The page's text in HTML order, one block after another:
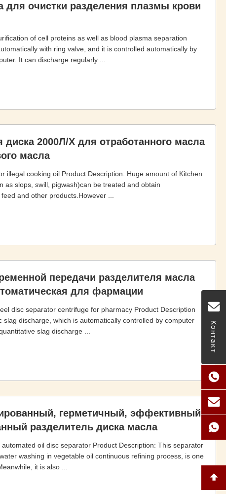
Контакт
для очистки разделения плазмы крови
of cell proteins as well as blood plasma separation
with ring valve, and it is controlled automatically by
It can discharge regularly ...
диска 2000Л/Х для отработанного масла
масла
illegal cooking oil Product Description: Huge amount of Kitchen
as slops, swill, pigwash)can be treated and obtain
and other products.However ...
передачи разделителя масла
для фармации
disc separator centrifuge for pharmacy Product Description
discharge, which is automatically controlled by computer
slag discharge ...
герметичный, эффективный
разделитель диска масла
oil disc separator Product Description: This separator
washing in vegetable oil continuous refining process, is one
it is also ...